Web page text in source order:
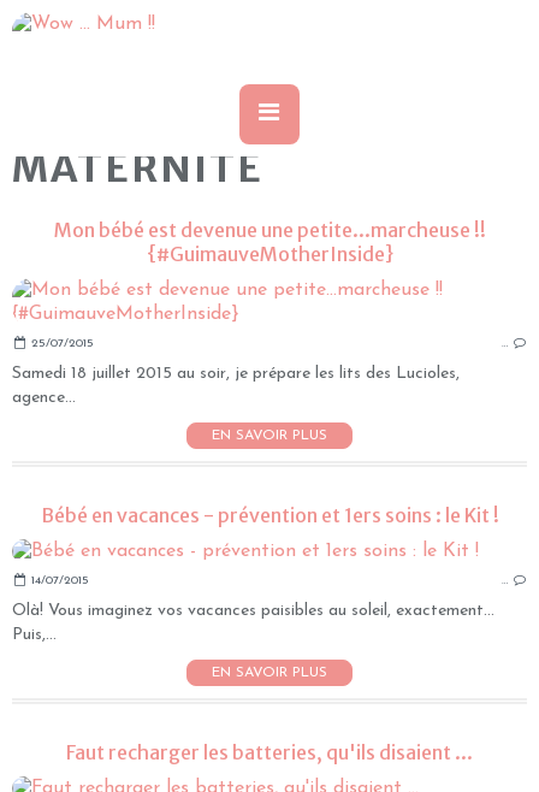
MATERNITE
Mon bébé est devenue une petite...marcheuse !!
{#GuimauveMotherInside}
25/07/2015 …
Samedi 18 juillet 2015 au soir, je prépare les lits des Lucioles,
agence...
EN SAVOIR PLUS
Bébé en vacances - prévention et 1ers soins : le Kit !
14/07/2015 …
Olà! Vous imaginez vos vacances paisibles au soleil, exactement...
Puis,...
EN SAVOIR PLUS
Faut recharger les batteries, qu'ils disaient ...